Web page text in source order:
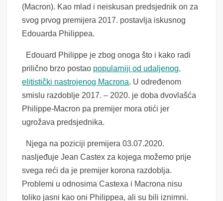
(Macron). Kao mlad i neiskusan predsjednik on za
svog prvog premijera 2017. postavlja iskusnog
Edouarda Philippea.
Edouard Philippe je zbog onoga što i kako radi
prilično brzo postao popularniji od udaljenog,
elitistički nastrojenog Macrona. U određenom
smislu razdoblje 2017. – 2020. je doba dvovlašća
Philippe-Macron pa premijer mora otići jer
ugrožava predsjednika.
Njega na poziciji premijera 03.07.2020.
nasljeđuje Jean Castex za kojega možemo prije
svega reći da je premijer korona razdoblja.
Problemi u odnosima Castexa i Macrona nisu
toliko jasni kao oni Philippea, ali su bili iznimni.